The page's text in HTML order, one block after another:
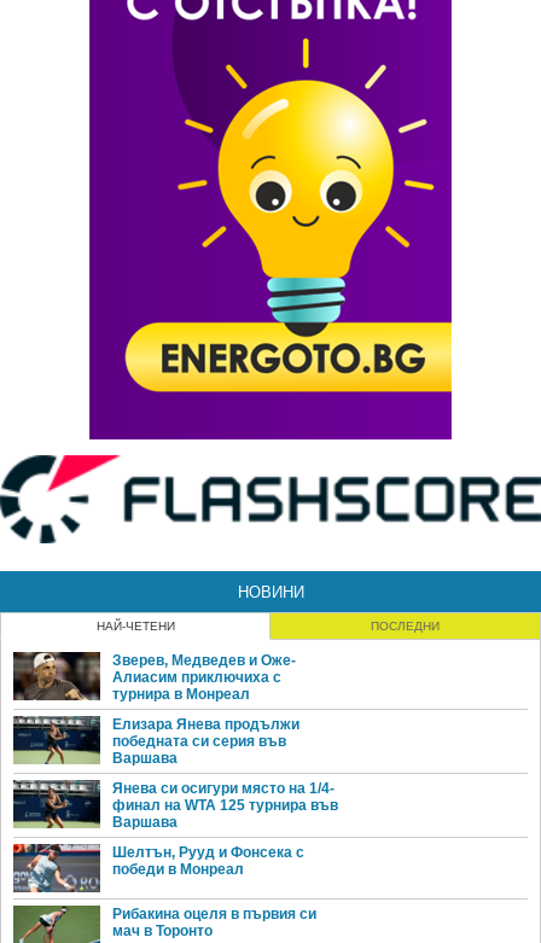
НОВИНИ
НАЙ-ЧЕТЕНИ ПОСЛЕДНИ
Зверев, Медведев и Оже-
Алиасим приключиха с
турнира в Монреал
Елизара Янева продължи
победната си серия във
Варшава
Янева си осигури място на 1/4-
финал на WTA 125 турнира във
Варшава
Шелтън, Рууд и Фонсека с
победи в Монреал
Рибакина оцеля в първия си
мач в Торонто